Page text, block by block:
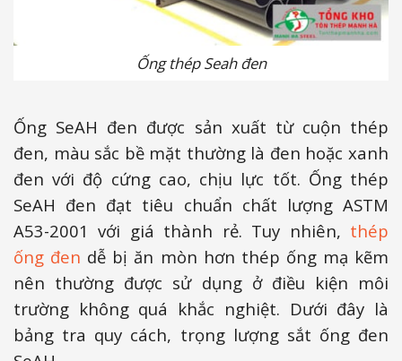
Ống thép Seah đen
Ống SeAH đen được sản xuất từ cuộn thép
đen, màu sắc bề mặt thường là đen hoặc xanh
đen với độ cứng cao, chịu lực tốt. Ống thép
SeAH đen đạt tiêu chuẩn chất lượng ASTM
A53-2001 với giá thành rẻ. Tuy nhiên, thép
ống đen dễ bị ăn mòn hơn thép ống mạ kẽm
nên thường được sử dụng ở điều kiện môi
trường không quá khắc nghiệt. Dưới đây là
bảng tra quy cách, trọng lượng sắt ống đen